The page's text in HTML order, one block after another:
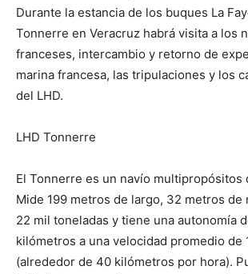
Durante la estancia de los buques La
Tonnerre en Veracruz habrá visita a los
franceses, intercambio y retorno de
marina francesa, las tripulaciones y los
del LHD.
LHD Tonnerre
El Tonnerre es un navío multipropósitos
Mide 199 metros de largo, 32 metros de
22 mil toneladas y tiene una autonomía
kilómetros a una velocidad promedio de
(alrededor de 40 kilómetros por hora).